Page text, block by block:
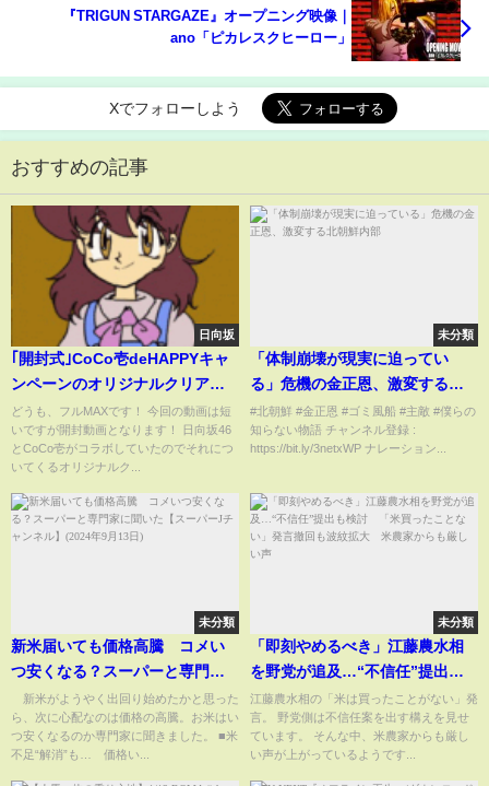
『TRIGUN STARGAZE』オープニング映像｜
ano「ピカレスクヒーロー」
Xでフォローしよう
おすすめの記事
日向坂
｢開封式｣CoCo壱deHAPPYキャ
ンペーンのオリジナルクリアス
タンド1つ開けると運は巡り巡っ
てくる？
どうも、フルMAXです！ 今回の動画は短
いですが開封動画となります！ 日向坂46
とCoCo壱がコラボしていたのでそれにつ
いてくるオリジナルク...
未分類
「体制崩壊が現実に迫ってい
る」危機の金正恩、激変する北
朝鮮内部
#北朝鮮 #金正恩 #ゴミ風船 #主敵 #僕らの
知らない物語 チャンネル登録 :
https://bit.ly/3netxWP ナレーション...
未分類
新米届いても価格高騰 コメい
つ安くなる？スーパーと専門家
に聞いた【スーパーJチャンネ
ル】(2024年9月13日)
新米がようやく出回り始めたかと思った
ら、次に心配なのは価格の高騰。お米はい
つ安くなるのか専門家に聞きました。 ■米
不足“解消”も… 価格い...
未分類
「即刻やめるべき」江藤農水相
を野党が追及…“不信任”提出も
検討 「米買ったことない」発
言撤回も波紋拡大 米農家から
も厳しい声
江藤農水相の「米は買ったことがない」発
言。 野党側は不信任案を出す構えを見せ
ています。 そんな中、米農家からも厳し
い声が上がっているようです...